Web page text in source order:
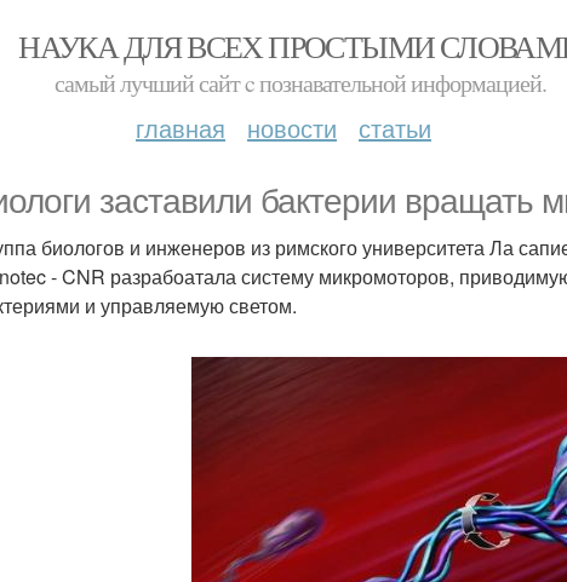
НАУКА ДЛЯ ВСЕХ ПРОСТЫМИ
самый лучший сайт c познавательной информацией.
главная новости статьи
заставили бактерии вращать
биологов и инженеров из римского университета Ла
- CNR разрабоатала систему микромоторов,
и управляемую светом.